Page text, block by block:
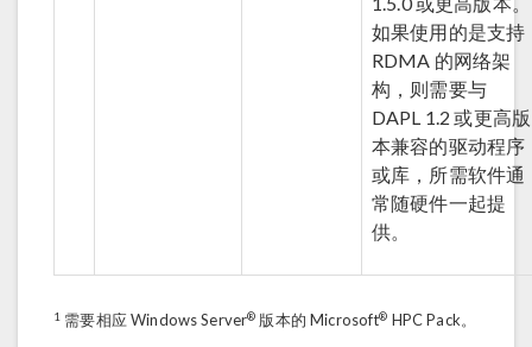
如果使用的是支持
RDMA 的网络架
构，则需要与
DAPL 1.2 或更高版
本兼容的驱动程序
或库，所需软件通
常随硬件一起提
供。
1 需要相应 Windows Server® 版本的 Microsoft® HPC Pack。